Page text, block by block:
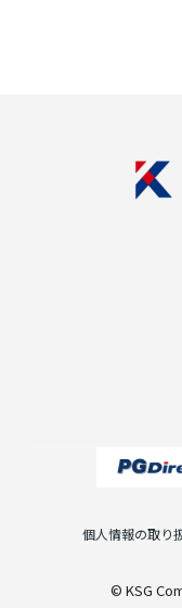
個人情報の取り
© KSG